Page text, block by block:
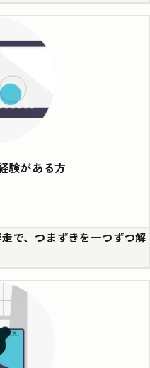
験がある方
で、つまずきを一つずつ解